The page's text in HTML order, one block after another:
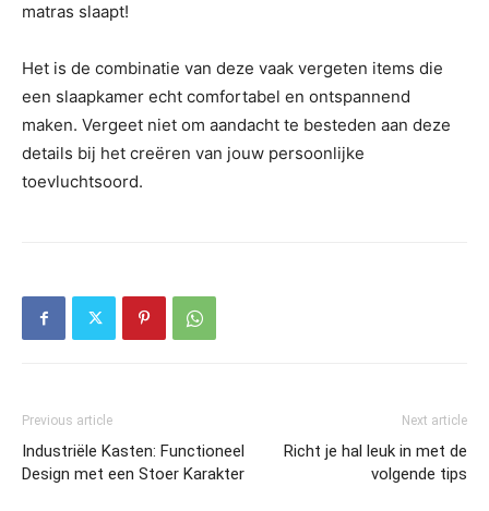
matras slaapt!
Het is de combinatie van deze vaak vergeten items die
een slaapkamer echt comfortabel en ontspannend
maken. Vergeet niet om aandacht te besteden aan deze
details bij het creëren van jouw persoonlijke
toevluchtsoord.
Previous article
Industriële Kasten: Functioneel
Design met een Stoer Karakter
Next article
Richt je hal leuk in met de
volgende tips